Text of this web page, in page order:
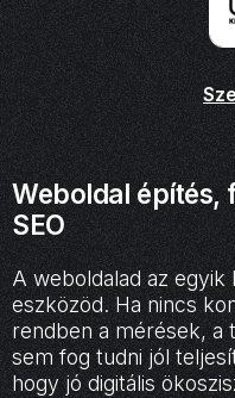
Weboldal építés,
SEO
A weboldalad az
eszközöd. Ha nincs
rendben a mérések, a
sem fog tudni jól
hogy jó digitális